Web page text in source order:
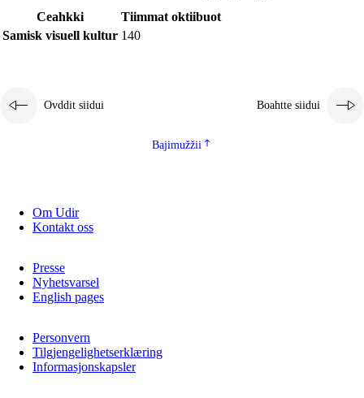
Fága relevánsa ja guovddáš árvvut
Vuođđogálggat
Ceahkki
Tiimmat oktiibuot
Samisk visuell kultur 140
Ovddit siidui Boahtte siidui
Bajimužžii
Om Udir
Kontakt oss
Presse
Nyhetsvarsel
English pages
Personvern
Tilgjengelighetserklæring
Informasjonskapsler